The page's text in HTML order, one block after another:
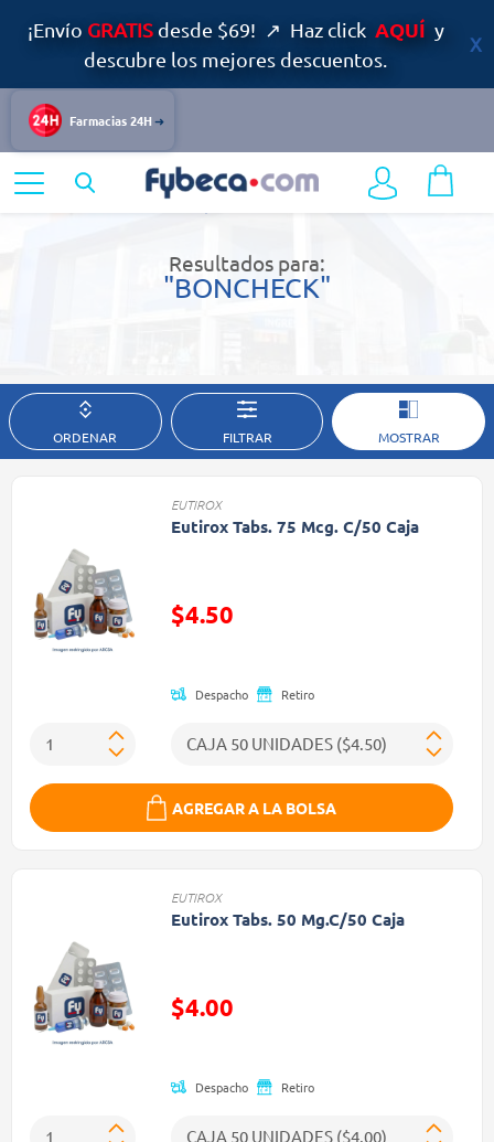
¡Envío GRATISdesde $69! ↗ Haz click AQUÍ y
descubre los mejores descuentos.
Farmacias 24H
Resultados de búsqueda
Resultados para:
"BONCHECK"
ORDENAR FILTRAR MOSTRAR
EUTIROX
Eutirox Tabs. 75 Mcg. C/50 Caja
Precio reducido de
$4.50
Despacho Retiro
AGREGAR A LA BOLSA
EUTIROX
Eutirox Tabs. 50 Mg.C/50 Caja
Precio reducido de
$4.00
Despacho Retiro